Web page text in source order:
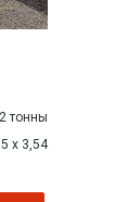
2 тонны
х 3,54